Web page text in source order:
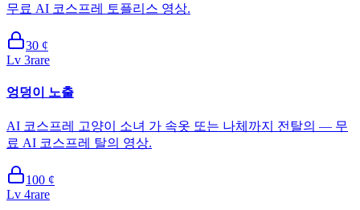
무료 AI 코스프레 토플리스 영상.
30 ¢
Lv 3rare
엉덩이 노출
AI 코스프레 고양이 소녀 가 속옷 또는 나체까지 전탈의 — 무
료 AI 코스프레 탈의 영상.
100 ¢
Lv 4rare